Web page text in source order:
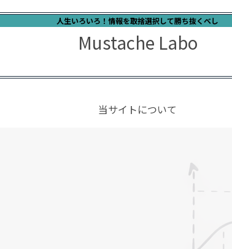
人生いろいろ！情報を取捨選択して勝ち抜くべし
Mustache Labo
当サイトについて